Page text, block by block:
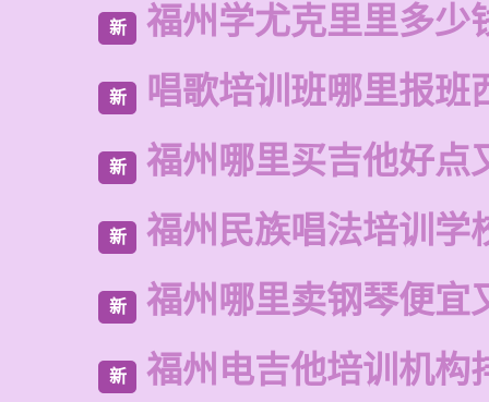
新 福州学尤克里里多少
新 唱歌培训班哪里报班
新 福州哪里买吉他好点
新 福州民族唱法培训学
新 福州哪里卖钢琴便宜
新 福州电吉他培训机构